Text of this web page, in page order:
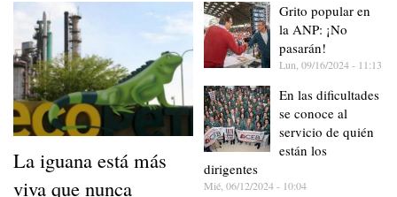
La iguana está más
viva que nunca
Grito popular en
la ANP: ¡No
pasarán!
Lun, 09/16/2024 - 11:13
En las dificultades
se conoce al
servicio de quién
están los
dirigentes
Mié, 06/12/2024 - 10:04